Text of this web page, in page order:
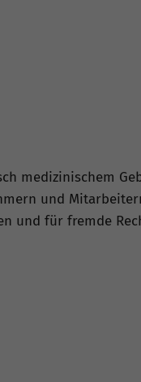
medizinischem
und
und für fremde